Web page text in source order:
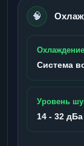
🧠
Система
Уровень
14 - 32 дБа